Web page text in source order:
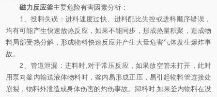
磁力反应釜主要危险有害因素分析：
1、投料失误：进料速度过快、进料配比失控或进料顺序错误，
均有可能产生快速放热反应，如果不能同步，形成热量积聚，造成物
料局部受热分解，形成物料快速反应并产生大量危害气体发生爆炸事
故。
2、管道泄漏：进料时,对于常压反应，如果放空管未打开，此时
用泵向釜内输送液体物料时，釜内易形成正压，易引起物料管连接处
崩裂，物料外泄造成身体伤害的灼伤事故。卸料时,如果釜内物料在没